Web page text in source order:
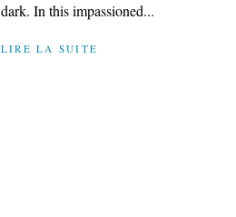
dark. In this impassioned...
LIRE LA SUITE